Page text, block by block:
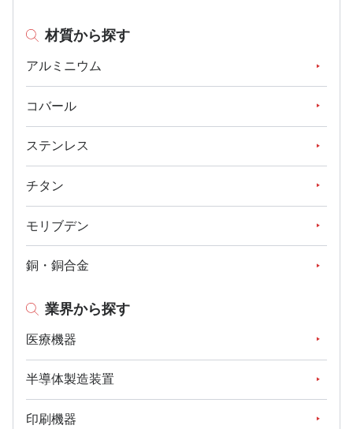
材質から探す
アルミニウム
コバール
ステンレス
チタン
モリブデン
銅・銅合金
業界から探す
医療機器
半導体製造装置
印刷機器